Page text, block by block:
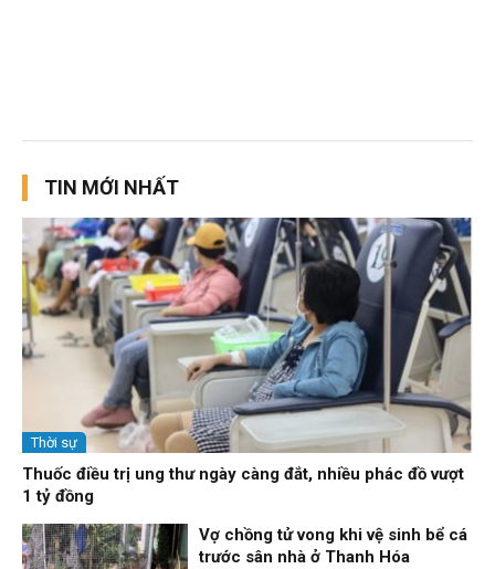
TIN MỚI NHẤT
Thời sự
Thuốc điều trị ung thư ngày càng đắt, nhiều phác đồ vượt
1 tỷ đồng
Vợ chồng tử vong khi vệ sinh bể cá
trước sân nhà ở Thanh Hóa